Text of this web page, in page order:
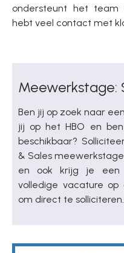
ondersteunt het team
hebt veel contact met
Meewerkstage:
Ben jij op zoek naar
jij op het HBO en
beschikbaar?
& Sales
en ook krijg je een
volledige vacature
om direct te solliciteren.